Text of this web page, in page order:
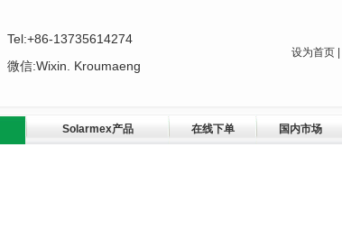
Tel:+86-13735614274
微信:Wixin. Kroumaeng
设为首页
Solarmex产品 在线下单 国内市场